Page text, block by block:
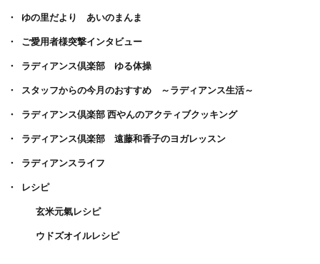
ゆの里だより あいのまんま
ご愛用者様突撃インタビュー
ラディアンス倶楽部 ゆる体操
スタッフからの今月のおすすめ ～ラディアンス生活～
ラディアンス倶楽部 西やんのアクティブクッキング
ラディアンス倶楽部 遠藤和香子のヨガレッスン
ラディアンスライフ
レシピ
玄米元氣レシピ
ウドズオイルレシピ